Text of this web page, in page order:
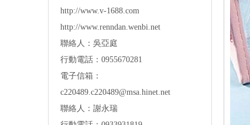
http://www.v-1688.com
http://www.renndan.wenbi.net
聯絡人：吳亞庭
行動電話：0955670281
電子信箱：
c220489.c220489@msa.hinet.net
聯絡人：謝永瑞